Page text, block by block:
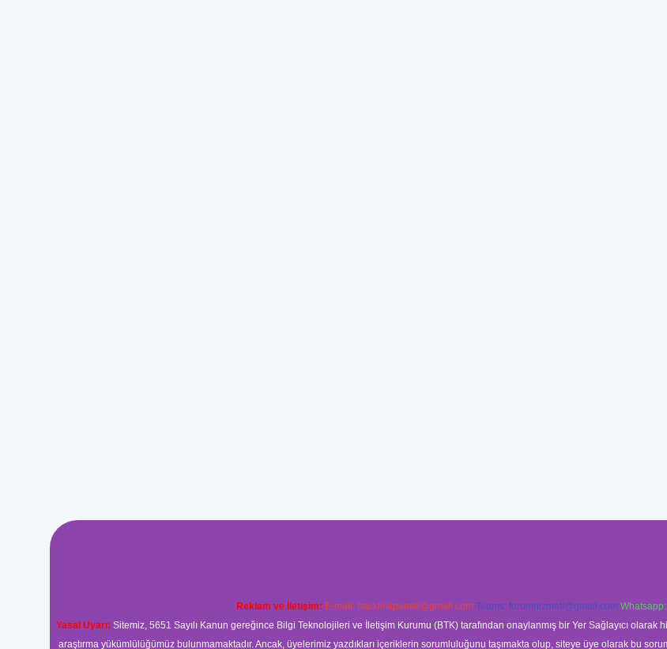
Reklam ve İletişim: E-mail: backlinkpaneli@gmail.com Teams: forumhizmeti@gmail.com
Yasal Uyarı: Sitemiz, 5651 Sayılı Kanun gereğince Bilgi Teknolojileri ve İletişim Kurumu (BTK) tarafından onaylanmış bir Yer Sağlayıcı
araştırma yükümlülüğümüz bulunmamaktadır. Ancak, üyelerimiz yazdıkları içeriklerin sorumluluğunu taşımakta olup, siteye üye olarak bu